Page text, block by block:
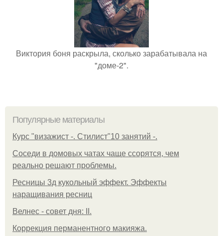
Виктория боня раскрыла, сколько зарабатывала на
"доме-2".
Популярные материалы
Курс "визажист -. Стилист"10 занятий -.
Соседи в домовых чатах чаще ссорятся, чем
реально решают проблемы.
Ресницы 3д кукольный эффект. Эффекты
наращивания ресниц
Велнес - совет дня: II.
Коррекция перманентного макияжа.